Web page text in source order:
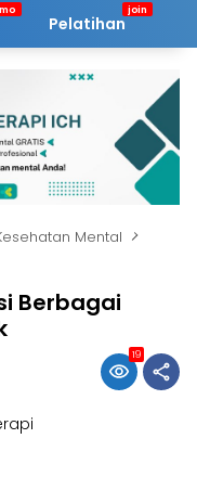
Pelatihan
Mental
Berbagai
19